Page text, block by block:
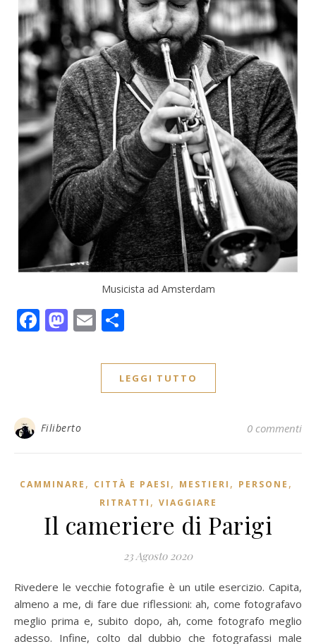
Musicista ad Amsterdam
Facebook
Mastodon
Email
LEGGI TUTTO
Filiberto 0 commenti
CAMMINARE , CITTÀ E PAESI , MESTIERI , PERSONE ,
RITRATTI , VIAGGIARE
Il cameriere di Parigi
23 Agosto 2020
Rivedere le vecchie fotografie è un utile esercizio. Capita,
almeno a me, di fare due riflessioni: ah, come fotografavo
meglio prima e, subito dopo, ah, come fotografo meglio
adesso. Infine, colto dal dubbio che fotografassi male